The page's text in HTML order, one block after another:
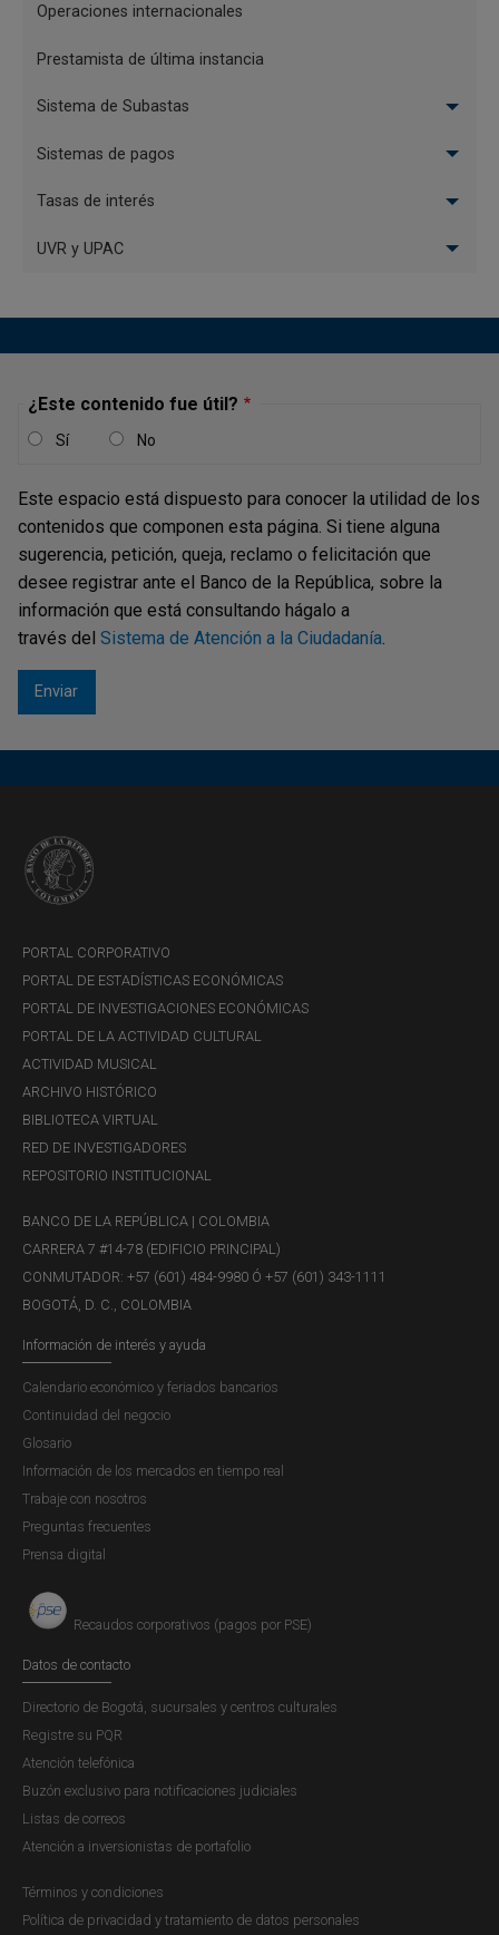
JUEVES, 6 DE AGOSTO DE 2026
Descargar
Carta Circular Externa
DSP-0247-2026
Carta Circular Externa DSP-0247-2026, Asunto:
LUNES, 3 DE AGOSTO DE 2026
19
Precios del gramo de oro, plata y platino vigentes
para el mes de agosto de 2026
LUNES, 3 DE AGOSTO DE 2026
Circular Externa Operativa y de Servicios DFV-108,
Asunto 16: Títulos de Desarrollo Agropecuario
DFV-108
DEFI-501
Derogación - Circular Externa Operativa y de
las inversiones obligatorias en Títulos de Desarrollo
Agropecuario y sus colocaciones sustitutivas
MARTES, 28 DE JULIO DE 2026
Derogación - Circular Externa Operativa y de
Carta Circular Externa
SG-SPOB-0244-2026
Carta Circular Externa SG-SPOB-244-2026, Invitación
participar en la Encuesta de Servicios de Pago
Electrónicos del Banco de la República (ESPA-BR) –
segunda edición
VIERNES, 24 DE JULIO DE 2026
Descargar
Paginación
Operaciones internacionales
Prestamista de última instancia
Sistema de Subastas
Sistemas de pagos
Tasas de interés
UVR y UPAC
¿Este contenido fue útil?
Sí No
Este espacio está dispuesto para conocer la utilidad de los
contenidos que componen esta página. Si tiene alguna
sugerencia, petición, queja, reclamo o felicitación que
desee registrar ante el Banco de la República, sobre la
información que está consultando hágalo a
través del Sistema de Atención a la Ciudadanía
PORTAL CORPORATIVO
PORTAL DE ESTADÍSTICAS ECONÓMICAS
PORTAL DE INVESTIGACIONES ECONÓMICAS
PORTAL DE LA ACTIVIDAD CULTURAL
ACTIVIDAD MUSICAL
ARCHIVO HISTÓRICO
BIBLIOTECA VIRTUAL
RED DE INVESTIGADORES
REPOSITORIO INSTITUCIONAL
BANCO DE LA REPÚBLICA | COLOMBIA
CARRERA 7 #14-78 (EDIFICIO PRINCIPAL)
CONMUTADOR: +57 (601) 484-9980 Ó +57 (601) 343-1111
BOGOTÁ, D. C., COLOMBIA
Información de interés y ayuda
Calendario económico y feriados bancarios
Continuidad del negocio
Glosario
Información de los mercados en tiempo real
Trabaje con nosotros
Preguntas frecuentes
Prensa digital
Recaudos corporativos (pagos por PSE)
Datos de contacto
Directorio de Bogotá, sucursales y centros culturales
Registre su PQR
Atención telefónica
Buzón exclusivo para notificaciones judiciales
Listas de correos
Atención a inversionistas de portafolio
Términos y condiciones
Política de privacidad y tratamiento de datos personales